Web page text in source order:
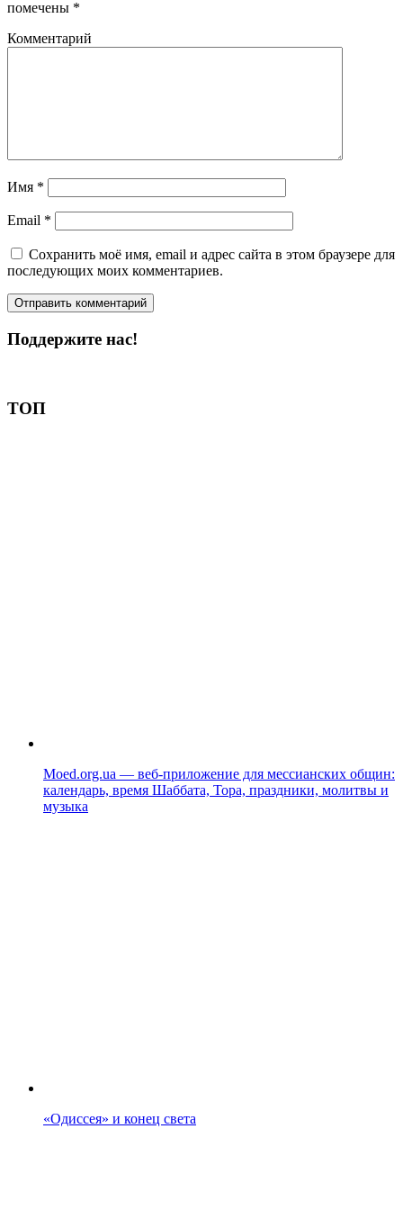
помечены *
Комментарий
Имя *
Email *
Сохранить моё имя, email и адрес сайта в этом браузере для
последующих моих комментариев.
Поддержите нас!
ТОП
Moed.org.ua — веб-приложение для мессианских общин:
календарь, время Шаббата, Тора, праздники, молитвы и
музыка
«Одиссея» и конец света